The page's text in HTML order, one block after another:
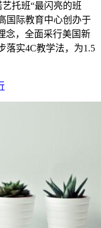
托班“最闪亮的班
国际教育中心创办于
念，全面采行美国新
落实4C教学法，为1.5